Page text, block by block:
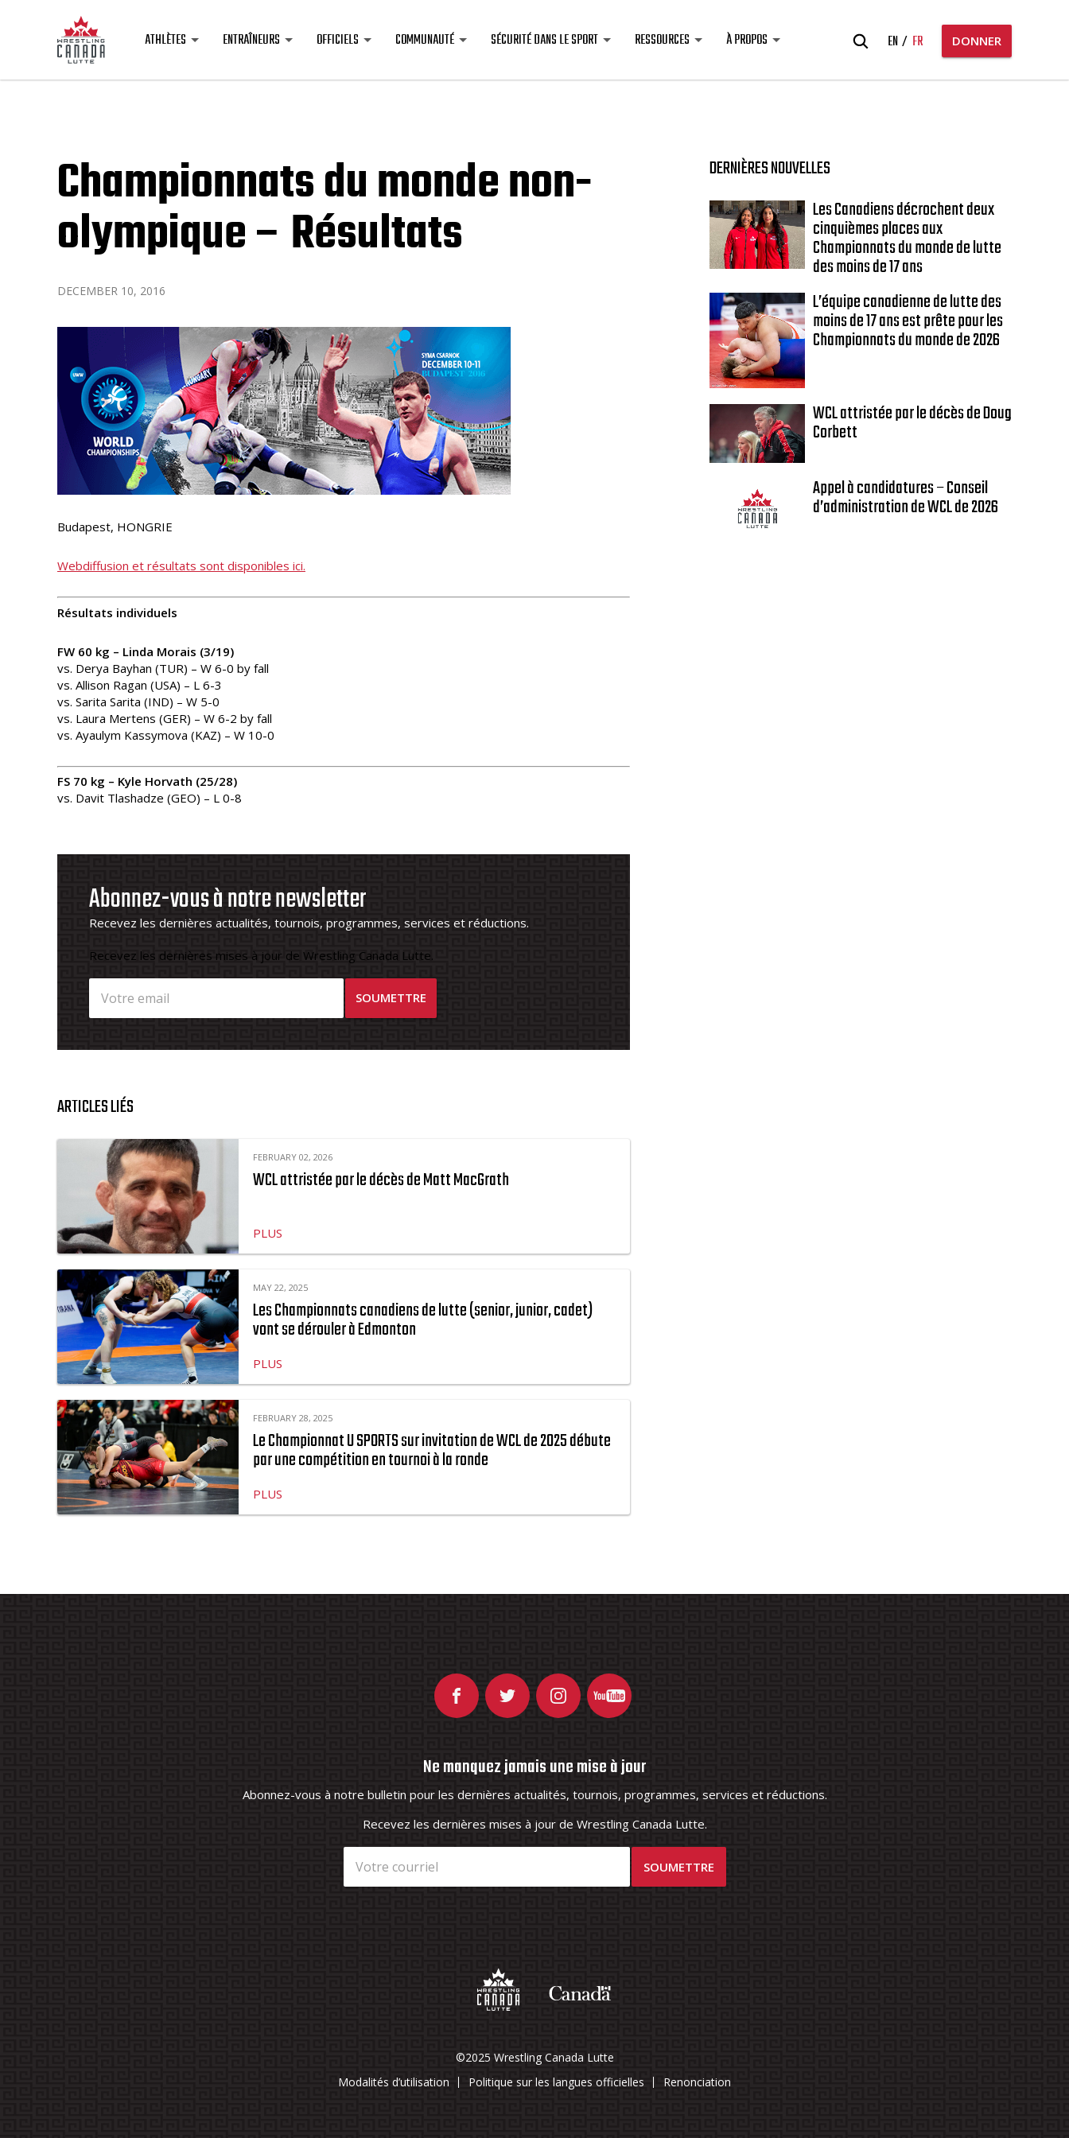
ATHLÈTES ENTRAÎNEURS OFFICIELS COMMUNAUTÉ SÉCURITÉ DANS LE SPORT RESSOURCES À PROPOS Rechercher:
EN FR DONNER
Championnats du monde non-
olympique – Résultats
DECEMBER 10, 2016
Budapest, HONGRIE
Webdiffusion et résultats sont disponibles ici.
Résultats individuels
FW 60 kg – Linda Morais (3/19)
vs. Derya Bayhan (TUR) – W 6-0 by fall
vs. Allison Ragan (USA) – L 6-3
vs. Sarita Sarita (IND) – W 5-0
vs. Laura Mertens (GER) – W 6-2 by fall
vs. Ayaulym Kassymova (KAZ) – W 10-0
FS 70 kg – Kyle Horvath (25/28)
vs. Davit Tlashadze (GEO) – L 0-8
Abonnez-vous à notre newsletter
Recevez les dernières actualités, tournois, programmes, services et réductions.
Recevez les dernières mises à jour de Wrestling Canada Lutte.
ARTICLES LIÉS
FEBRUARY 02, 2026
WCL attristée par le décès de Matt MacGrath
PLUS
MAY 22, 2025
Les Championnats canadiens de lutte (senior, junior, cadet)
vont se dérouler à Edmonton
PLUS
FEBRUARY 28, 2025
Le Championnat U SPORTS sur invitation de WCL de 2025 débute
par une compétition en tournoi à la ronde
PLUS
DERNIÈRES NOUVELLES
Les Canadiens décrochent deux
cinquièmes places aux
Championnats du monde de lutte
des moins de 17 ans
L’équipe canadienne de lutte des
moins de 17 ans est prête pour les
Championnats du monde de 2026
WCL attristée par le décès de Doug
Corbett
Appel à candidatures – Conseil
d’administration de WCL de 2026
Ne manquez jamais une mise à jour
Abonnez-vous à notre bulletin pour les dernières actualités, tournois, programmes, services et réductions.
Recevez les dernières mises à jour de Wrestling Canada Lutte.
©2025 Wrestling Canada Lutte
Modalités d’utilisation
Politique sur les langues officielles Renonciation